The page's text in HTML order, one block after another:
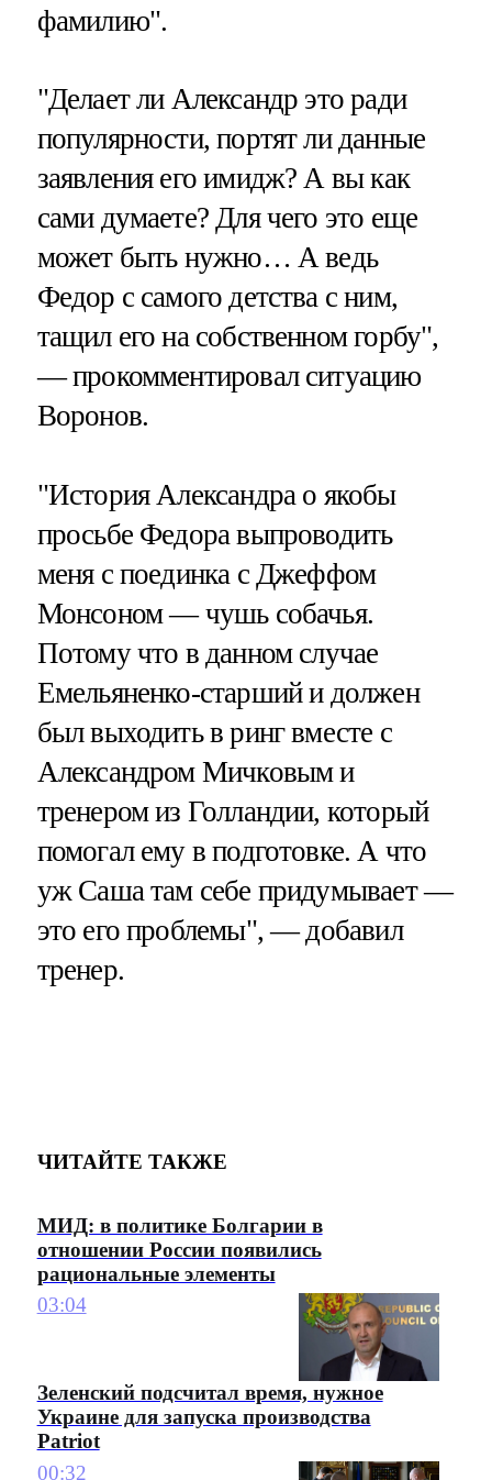
фамилию".
"Делает ли Александр это ради
популярности, портят ли данные
заявления его имидж? А вы как
сами думаете? Для чего это еще
может быть нужно… А ведь
Федор с самого детства с ним,
тащил его на собственном горбу",
— прокомментировал ситуацию
Воронов.
"История Александра о якобы
просьбе Федора выпроводить
меня с поединка с Джеффом
Монсоном — чушь собачья.
Потому что в данном случае
Емельяненко-старший и должен
был выходить в ринг вместе с
Александром Мичковым и
тренером из Голландии, который
помогал ему в подготовке. А что
уж Саша там себе придумывает —
это его проблемы", — добавил
тренер.
ЧИТАЙТЕ ТАКЖЕ
МИД: в политике Болгарии в
отношении России появились
рациональные элементы
03:04
Зеленский подсчитал время, нужное
Украине для запуска производства
Patriot
00:32